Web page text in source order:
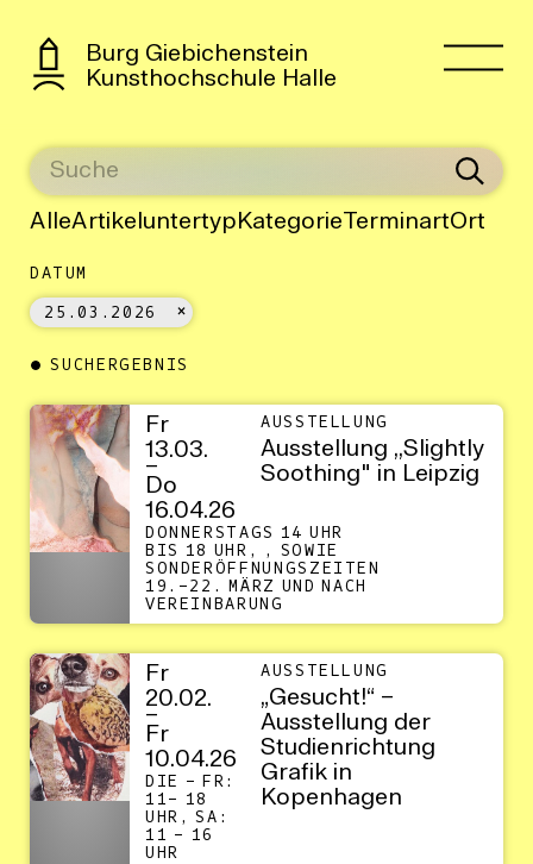
Burg Giebichenstein
Kunsthochschule Halle
AlleArtikeluntertyp KategorieTerminartOrt
DATUM
25.03.2026
SUCHERGEBNIS
Fr
13.03.
–
Do
16.04.26
DONNERSTAGS 14 UHR
BIS 18 UHR, , SOWIE
SONDERÖFFNUNGSZEITEN
19.–22. MÄRZ UND NACH
VEREINBARUNG
AUSSTELLUNG
Ausstellung ,,Slightly
Soothing" in Leipzig
Fr
20.02.
–
Fr
10.04.26
DIE – FR:
11– 18
UHR, SA:
11 – 16
UHR
AUSSTELLUNG
„Gesucht!“ –
Ausstellung der
Studienrichtung
Grafik in
Kopenhagen